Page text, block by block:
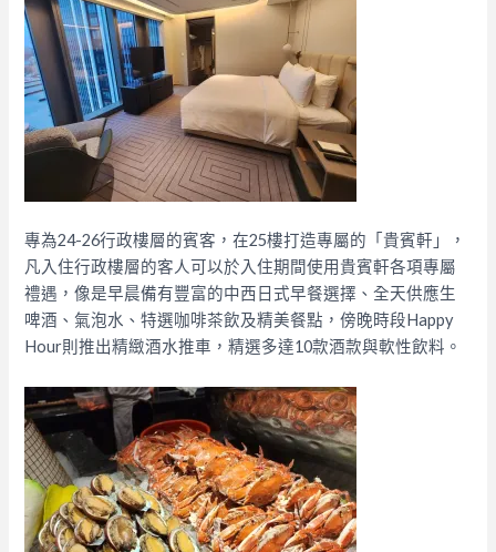
專為24-26行政樓層的賓客，在25樓打造專屬的「貴賓軒」，
凡入住行政樓層的客人可以於入住期間使用貴賓軒各項專屬
禮遇，像是早晨備有豐富的中西日式早餐選擇、全天供應生
啤酒、氣泡水、特選咖啡茶飲及精美餐點，傍晚時段Happy
Hour則推出精緻酒水推車，精選多達10款酒款與軟性飲料。